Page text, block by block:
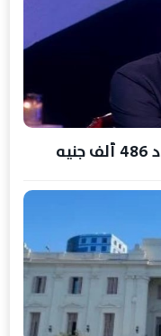
للإفراج عنه.. إبراهيم سعيد يسدد 486 ألف جنيه